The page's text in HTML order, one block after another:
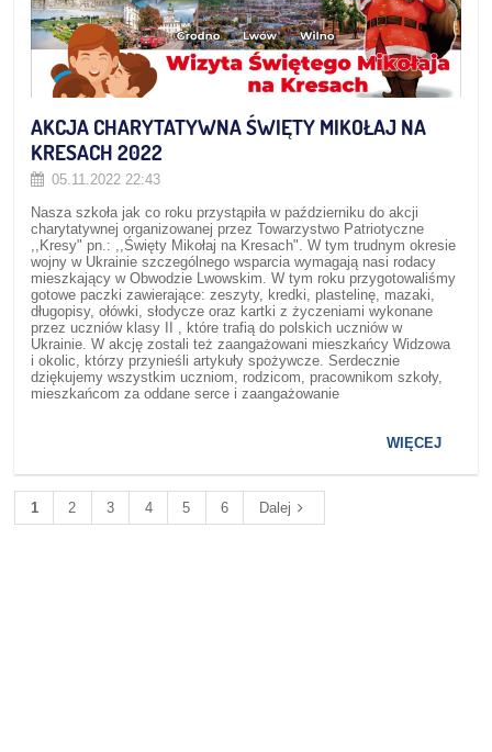
AKCJA CHARYTATYWNA ŚWIĘTY MIKOŁAJ NA
KRESACH 2022
05.11.2022 22:43
Nasza szkoła jak co roku przystąpiła w październiku do akcji
charytatywnej organizowanej przez Towarzystwo Patriotyczne
,,Kresy" pn.: ,,Święty Mikołaj na Kresach". W tym trudnym okresie
wojny w Ukrainie szczególnego wsparcia wymagają nasi rodacy
mieszkający w Obwodzie Lwowskim. W tym roku przygotowaliśmy
gotowe paczki zawierające: zeszyty, kredki, plastelinę, mazaki,
długopisy, ołówki, słodycze oraz kartki z życzeniami wykonane
przez uczniów klasy II , które trafią do polskich uczniów w
Ukrainie. W akcję zostali też zaangażowani mieszkańcy Widzowa
i okolic, którzy przynieśli artykuły spożywcze. Serdecznie
dziękujemy wszystkim uczniom, rodzicom, pracownikom szkoły,
mieszkańcom za oddane serce i zaangażowanie
WIĘCEJ
1 2 3 4 5 6 Dalej